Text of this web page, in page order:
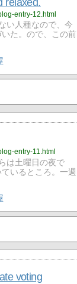
relaxed.
entry-12.html
い人種なので、今
た。ので、この前
entry-11.html
は土曜日の夜で
いるところ。一週
voting